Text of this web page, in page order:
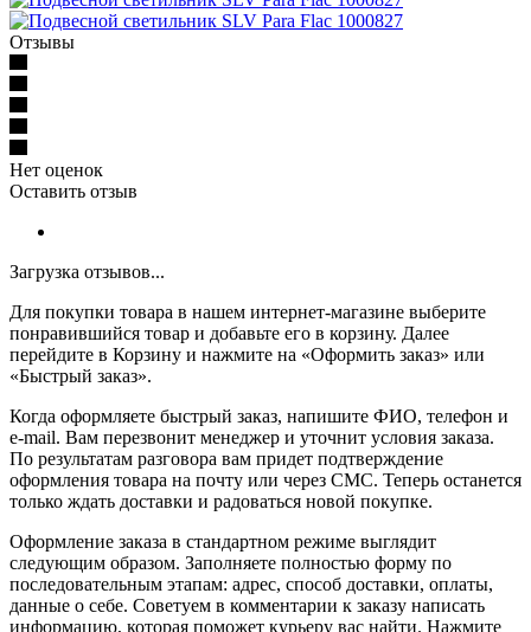
Отзывы
Нет оценок
Оставить отзыв
Загрузка отзывов...
Для покупки товара в нашем интернет-магазине выберите
понравившийся товар и добавьте его в корзину. Далее
перейдите в Корзину и нажмите на «Оформить заказ» или
«Быстрый заказ».
Когда оформляете быстрый заказ, напишите ФИО, телефон и
e-mail. Вам перезвонит менеджер и уточнит условия заказа.
По результатам разговора вам придет подтверждение
оформления товара на почту или через СМС. Теперь останется
только ждать доставки и радоваться новой покупке.
Оформление заказа в стандартном режиме выглядит
следующим образом. Заполняете полностью форму по
последовательным этапам: адрес, способ доставки, оплаты,
данные о себе. Советуем в комментарии к заказу написать
информацию, которая поможет курьеру вас найти. Нажмите